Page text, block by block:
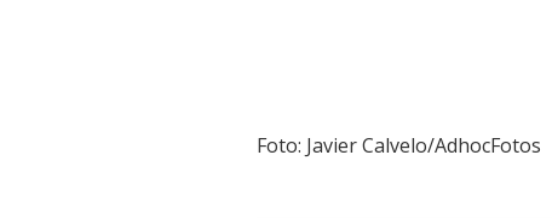
Foto: Javier Calvelo/AdhocFotos